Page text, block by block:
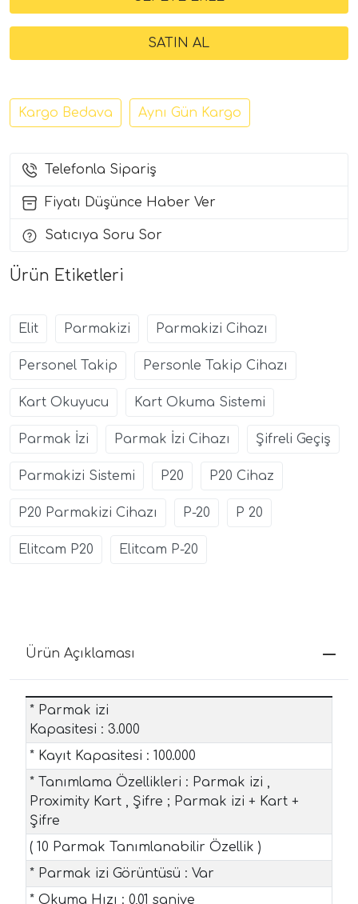
Kargo Bedava Aynı Gün Kargo
Telefonla Sipariş
Fiyatı Düşünce Haber Ver
Satıcıya Soru Sor
Ürün Etiketleri
Elit Parmakizi Parmakizi Cihazı
Personel Takip Personle Takip Cihazı
Kart Okuyucu Kart Okuma Sistemi
Parmak İzi Parmak İzi Cihazı Şifreli Geçiş
Parmakizi Sistemi P20 P20 Cihaz
P20 Parmakizi Cihazı P-20 P 20
Elitcam P20 Elitcam P-20
Ürün Açıklaması
* Parmak izi
Kapasitesi : 3.000
* Kayıt Kapasitesi : 100.000
* Tanımlama Özellikleri : Parmak izi ,
Proximity Kart , Şifre ; Parmak izi + Kart +
Şifre
( 10 Parmak Tanımlanabilir Özellik )
* Parmak izi Görüntüsü : Var
* Okuma Hızı : 0,01 saniye